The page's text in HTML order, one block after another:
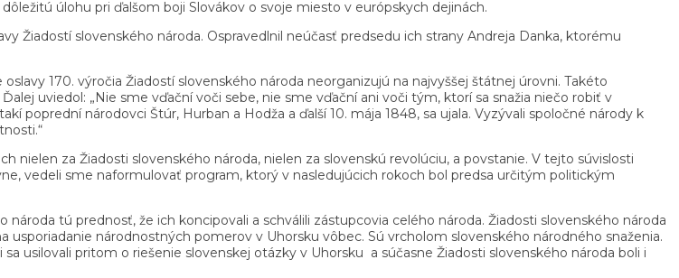
úlohu pri ďalšom boji Slovákov o svoje miesto v európskych dejinách.
Žiadostí slovenského národa. Ospravedlnil neúčasť predsedu ich strany Andreja Danka, ktorému
170. výročia Žiadostí slovenského národa neorganizujú na najvyššej štátnej úrovni. Takéto
uviedol: „Nie sme vďační voči sebe, nie sme vďační ani voči tým, ktorí sa snažia niečo robiť v
poprední národovci Štúr, Hurban a Hodža a ďalší 10. mája 1848, sa ujala. Vyzývali spoločné národy k
nielen za Žiadosti slovenského národa, nielen za slovenskú revolúciu, a povstanie. V tejto súvislosti
vedeli sme naformulovať program, ktorý v nasledujúcich rokoch bol predsa určitým politickým
tú prednosť, že ich koncipovali a schválili zástupcovia celého národa. Žiadosti slovenského národa
národnostných pomerov v Uhorsku vôbec. Sú vrcholom slovenského národného snaženia.
usilovali pritom o riešenie slovenskej otázky v Uhorsku a súčasne Žiadosti slovenského národa boli i